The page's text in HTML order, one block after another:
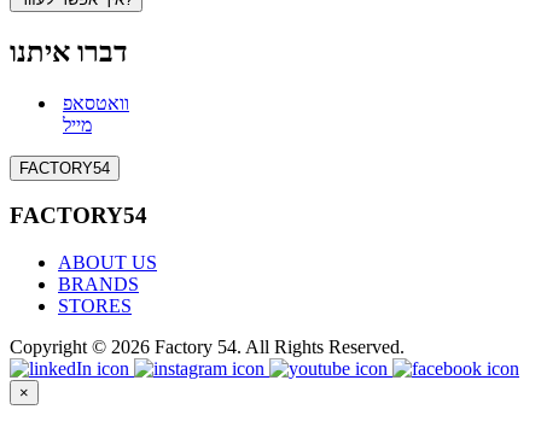
דברו איתנו
וואטסאפ
מייל
FACTORY54
FACTORY54
ABOUT US
BRANDS
STORES
Copyright © 2026 Factory 54. All Rights Reserved.
×